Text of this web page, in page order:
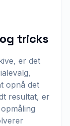
tricks
er det
opnå det
resultat, er